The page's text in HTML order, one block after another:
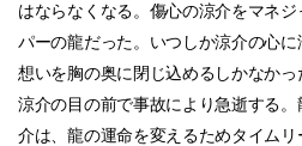
はならなくなる。傷心の涼介をマネ
パーの龍だった。いつしか涼介の心
想いを胸の奥に閉じ込めるしかなか
涼介の目の前で事故により急逝する
介は、龍の運命を変えるためタイムリ